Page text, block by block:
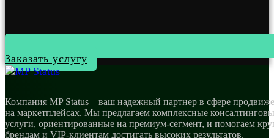
Заказать услугу
Компания MP Status – ваш надежный партнер в сфере
на маркетплейсах. Мы предлагаем комплексные
услуги, ориентированные на премиум-сегмент, и помогаем
брендам и VIP-клиентам достигать высоких результатов.